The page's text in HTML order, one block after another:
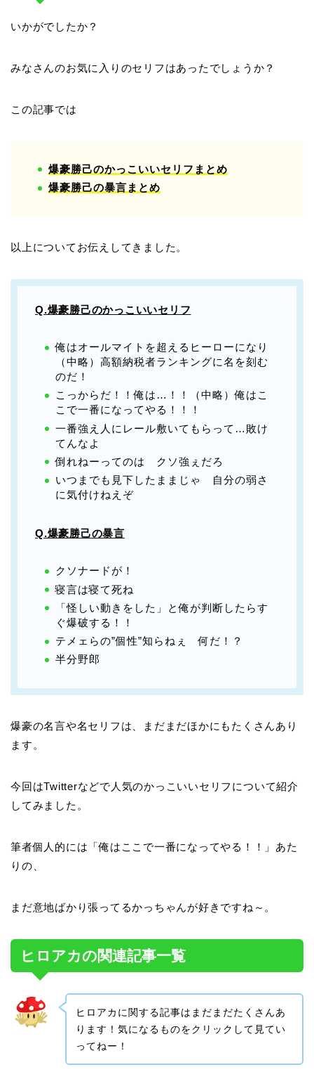
いかがでしたか？
みなさんのお気に入りのセリフはあったでしょうか？
この記事では
爆豪勝己のかっこいいセリフまとめ
爆豪勝己の暴言まとめ
以上についてお伝えしてきました。
Q.爆豪勝己のかっこいいセリフ
俺はオールマイトを超えるヒーローになり
（中略）高額納税者ランキングに名を刻む
のだ！
こっからだ！！俺は…！！（中略）俺はこ
こで一番になってやる！！！
一番強え人にレール敷いてもらって…敗け
てんなよ
倒れねーってのは クソ強ぇだろ
いつまでも見下したままじゃ 自分の弱さ
に気付けねえぞ
Q.爆豪勝己の暴言
クソナードが！
寝言は寝て死ね
「怪しい動きをした」と俺が判断したらす
ぐ爆破する！！
テメェらの”個性”知らねぇ 何だ！？
半分野郎
爆豪の名言や名セリフは、まだまだほかにもたくさんあり
ます。
今回はTwitterなどで人気のかっこいいセリフについて紹介
してみました。
筆者個人的には「俺はここで一番になってやる！！」あた
りの、
まだ意地ばかり張ってるかっちゃんが好きですね～。
ヒロアカの関連記事一覧
ヒロアカに関する記事はまだまだたくさんあ
ります！気になるものをクリックして見てい
ってねー！